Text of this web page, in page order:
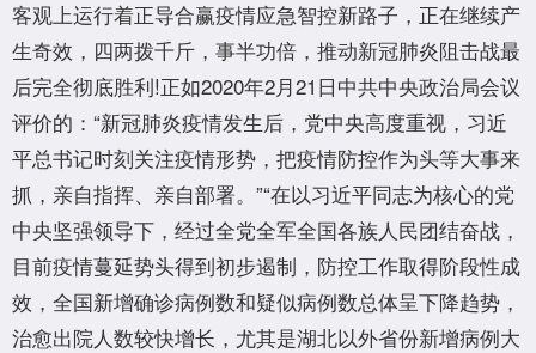
客观上运行着正导合赢疫情应急智控新路子，正在继续产
生奇效，四两拨千斤，事半功倍，推动新冠肺炎阻击战最
后完全彻底胜利!正如2020年2月21日中共中央政治局会议
评价的：“新冠肺炎疫情发生后，党中央高度重视，习近
平总书记时刻关注疫情形势，把疫情防控作为头等大事来
抓，亲自指挥、亲自部署。”“在以习近平同志为核心的党
中央坚强领导下，经过全党全军全国各族人民团结奋战，
目前疫情蔓延势头得到初步遏制，防控工作取得阶段性成
效，全国新增确诊病例数和疑似病例数总体呈下降趋势，
治愈出院人数较快增长，尤其是湖北以外省份新增病例大